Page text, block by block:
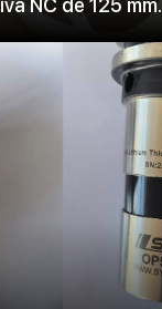
NC de 125 mm.